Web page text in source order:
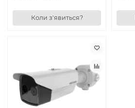
Коли з'явиться?